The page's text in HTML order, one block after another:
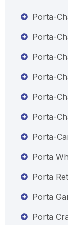
Porta-
Porta-
Porta-
Porta-
Porta-
Porta-
Porta-
Porta
Porta
Porta
Porta